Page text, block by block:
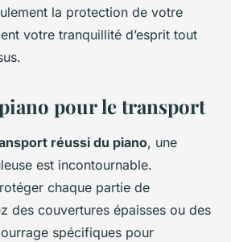
la protection de votre
votre tranquillité d’esprit tout
pour le transport
réussi du piano, une
est incontournable.
chaque partie de
des couvertures épaisses ou des
spécifiques pour